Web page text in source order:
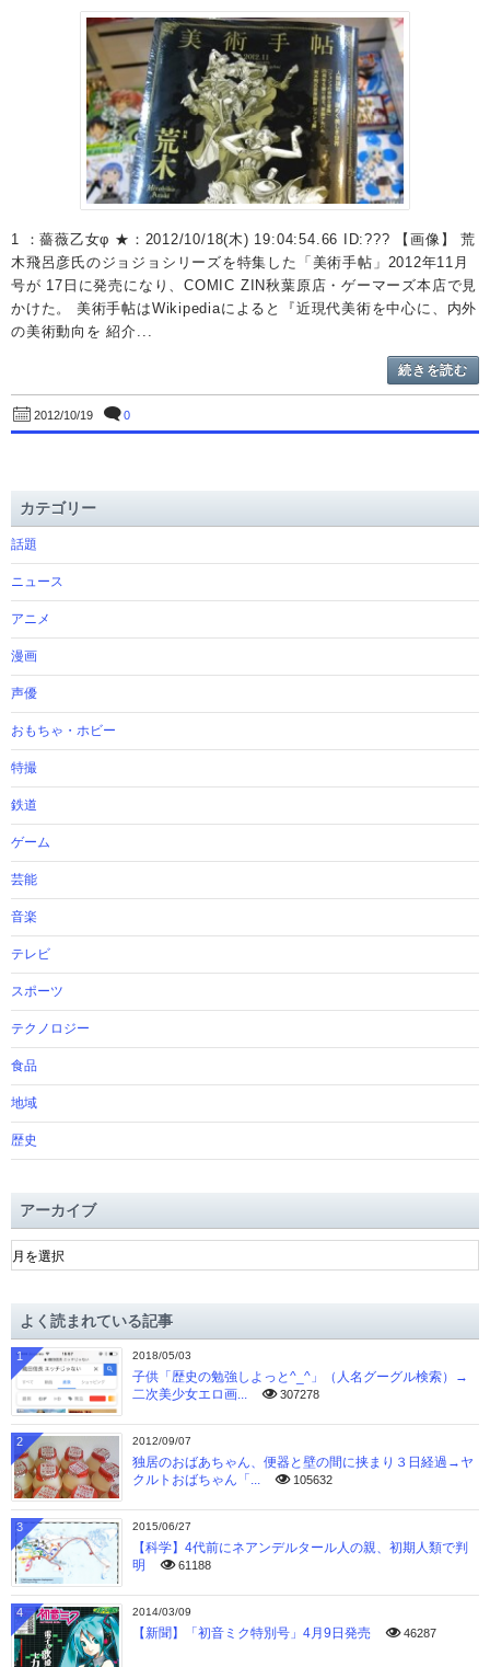
1 ：薔薇乙女φ ★：2012/10/18(木) 19:04:54.66 ID:??? 【画像】 荒
木飛呂彦氏のジョジョシリーズを特集した「美術手帖」2012年11月
号が 17日に発売になり、COMIC ZIN秋葉原店・ゲーマーズ本店で見
かけた。 美術手帖はWikipediaによると『近現代美術を中心に、内外
の美術動向を 紹介...
続きを読む
2012/10/19 0
カテゴリー
話題
ニュース
アニメ
漫画
声優
おもちゃ・ホビー
特撮
鉄道
ゲーム
芸能
音楽
テレビ
スポーツ
テクノロジー
食品
地域
歴史
アーカイブ
ア
ー
ブよく読まれている記事
2018/05/03
子供「歴史の勉強しよっと^_^」（人名グーグル検索）→
二次美少女エロ画...
307278
1
2012/09/07
独居のおばあちゃん、便器と壁の間に挟まり３日経過→ヤ
クルトおばちゃん「...
105632
2
2015/06/27
【科学】4代前にネアンデルタール人の親、初期人類で判
明
61188
3
2014/03/09
【新聞】「初音ミク特別号」4月9日発売 46287
4